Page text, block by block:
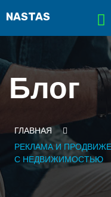
Блог
ГЛАВНАЯ
РЕКЛАМА И
С НЕДВИЖИМОСТЬЮ